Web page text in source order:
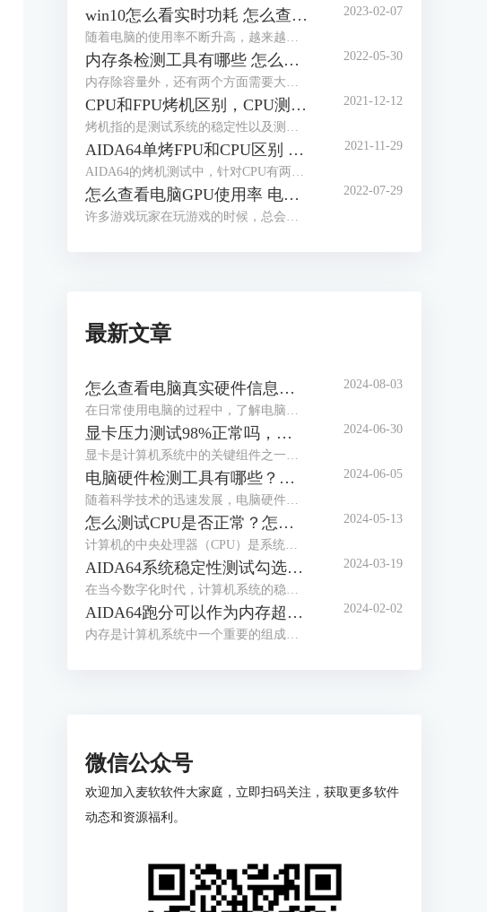
win10怎么看实时功耗 怎么查看CPU实时功耗
随着电脑的使用率不断升高，越来越多的人开始关心电脑的使用功耗，这有助于用户更好的了解电脑性能，那么应该怎么查看电脑的实时功耗呢？下面就让我们来了解一下win10怎么看实时功耗，怎么查看CPU实时功耗吧！
2023-02-07
内存条检测工具有哪些 怎么测试内存条性能好坏
内存除容量外，还有两个方面需要大家多多关注，一个是内存的读写速度，这与内存的代际，设计密切相关，另一个是内存的颗粒，这与内存能否超频运行密切相关，如何获取这些信息，我们需要借助工具软件，内存条检测工具有哪些？怎么测试内存条性能好坏，本文将分三个小节，向大家做简单介绍。
2022-05-30
CPU和FPU烤机区别，CPU测试FPU好还是CPU好
烤机指的是测试系统的稳定性以及测试电脑的一些极限参数，烤机也被分为单烤和双烤两种方式，其中单烤FPU是能够给电脑CPU最大压力的一种测试，电脑爱好者们通常都会单烤FPU来测试电脑CPU的极限温度。而在常用的烤机软件AIDA64当中明明有单烤CPU的选项，为什么不能直接单烤CPU呢？现在我们就来解答一下我们在烤机的时候究竟应该烤CPU还是FPU，以及烤CPU和FPU的区别，快来一起看看吧！
2021-12-12
AIDA64单烤FPU和CPU区别 ,aida64怎样算烤机通过
AIDA64的烤机测试中，针对CPU有两种不同的烤机方式：CPU压力测试和FPU压力测试。那么使用AIDA64单烤FPU和CPU区别是什么，这两种测试如何进行，分别针对什么应用场景，同时aida64怎样算烤机通过，阅读完本文后，相信各位读者心中都会有清晰的答案。
2021-11-29
怎么查看电脑GPU使用率 电脑GPU使用率多少正常
许多游戏玩家在玩游戏的时候，总会关注到电脑的GPU使用率，因为一但GPU使用率过高的话，就会造成游戏卡顿等现象，那么你知道怎么查看电脑GPU使用率吗？下面就让我们一起来了解一下关于怎么查看电脑GPU使用率，电脑GPU使用率多少正常的内容吧！
2022-07-29
最新文章
怎么查看电脑真实硬件信息，怎么查看电脑硬件内存
在日常使用电脑的过程中，了解电脑的硬件信息是解决问题、升级硬件或进行维护的关键步骤。通过查看电脑的真实硬件信息，我们可以了解处理器、内存、显卡等组件的详细信息，从而更好地了解电脑的性能和使用状况。接下来给大家介绍怎么查看电脑真实硬件信息，怎么查看电脑硬件内存。
2024-08-03
显卡压力测试98%正常吗，显卡压力测试98还能用多久
显卡是计算机系统中的关键组件之一，负责处理图形和图像计算任务。在使用计算机过程中，用户可能会进行显卡压力测试，以评估其性能和稳定性。下面来给大家介绍显卡压力测试98%正常吗，显卡压力测试98还能用多久的内容。
2024-06-30
电脑硬件检测工具有哪些？电脑硬件检测工具哪个好？
随着科学技术的迅速发展，电脑硬件也是处于日新月异的变化，为了充分发挥电脑的性能，我们通常需要使用专业的硬件检测工具。这些工具不仅可以帮助用户了解电脑硬件的状态，还能提供有效的优化建议。接下来给大家介绍电脑硬件检测工具有哪些，电脑硬件检测工具哪个好。
2024-06-05
怎么测试CPU是否正常？怎么测试CPU性能？
计算机的中央处理器（CPU）是系统的心脏，对其性能的影响至关重要。因此，CPU能否正常运转是一个电脑系统工作的关键，下面给大家介绍怎么测试CPU是否正常，怎么测试CPU性能的具体内容。
2024-05-13
AIDA64系统稳定性测试勾选哪几个？AIDA64系统稳定性测试要多久？
在当今数字化时代，计算机系统的稳定性对于用户体验和工作效率至关重要。AIDA64是一款强大的系统测试工具，通过其系统稳定性测试功能，用户能够全面评估计算机的性能和稳定性。而在进行AIDA64软件进行系统稳定性测试时，选择合适的项目十分重要，下面给大家介绍AIDA64系统稳定性测试勾选哪几个，AIDA64系统稳定性测试要多久的具体内容。
2024-03-19
AIDA64跑分可以作为内存超频依据么 为什么内存跑分低
内存是计算机系统中一个重要的组成部分，其性能直接影响着整个系统的运行效率。为了更好地优化和评估内存系统的性能，人们设计了内存基准测试这一方法。内存基准测试通过设计不同的测试场景和工作负载，来模拟和衡量实际应用场景下内存的各种性能指标，从而为内存系统的优化提供依据。那AIDA64跑分可以作为内存超频依据么？为什么内存跑分低，本文向大家作简单介绍。
2024-02-02
微信公众号
欢迎加入麦软软件大家庭，立即扫码关注，获取更多软件
动态和资源福利。